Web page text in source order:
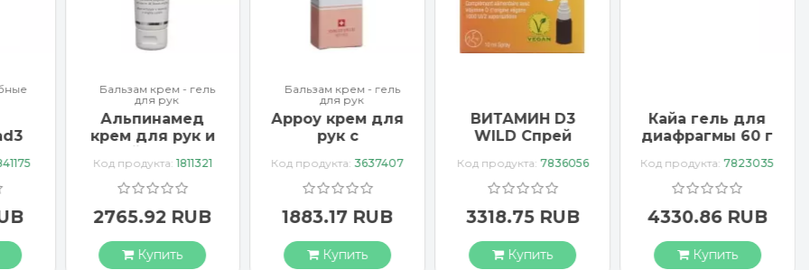
Бальзам крем - гель
для рук
Альпинамед
крем для рук и
Примулы
вечерней 100 мл
Код продукта:1811321
2765.92 RUB
Купить
Бальзам крем - гель
для рук
Арроу крем для
рук с
маслом 65 мл
Код продукта:3637407
1883.17 RUB
Купить
ВИТАМИН D3
WILD Спрей
веганский
Код продукта: 7836056
3318.75 RUB
Купить
Кайа гель для
диафрагмы 60 г
Код продукта:7823035
4330.86 RUB
Купить